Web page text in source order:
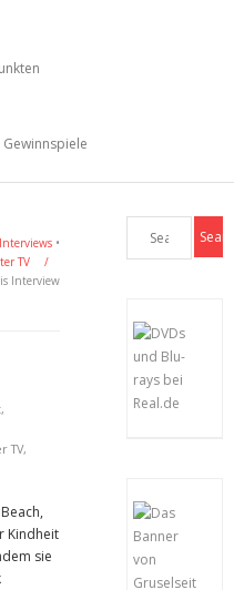
Gewinnspiele
Interviews •
TV
/
Interview
,
TV,
Kindheit
sie